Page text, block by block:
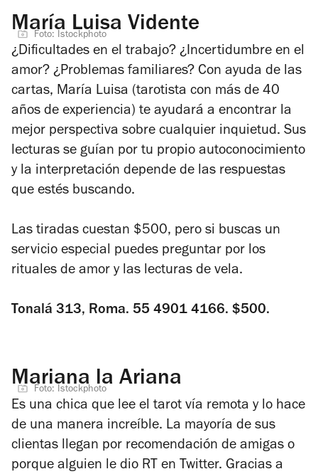
María Luisa Vidente
Foto: Istockphoto
¿Dificultades en el trabajo? ¿Incertidumbre en el
amor? ¿Problemas familiares? Con ayuda de las
cartas, María Luisa (tarotista con más de 40
años de experiencia) te ayudará a encontrar la
mejor perspectiva sobre cualquier inquietud. Sus
lecturas se guían por tu propio autoconocimiento
y la interpretación depende de las respuestas
que estés buscando.
Las tiradas cuestan $500, pero si buscas un
servicio especial puedes preguntar por los
rituales de amor y las lecturas de vela.
Tonalá 313, Roma. 55 4901 4166. $500.
Mariana la Ariana
Foto: Istockphoto
Es una chica que lee el tarot vía remota y lo hace
de una manera increíble. La mayoría de sus
clientas llegan por recomendación de amigas o
porque alguien le dio RT en Twitter. Gracias a